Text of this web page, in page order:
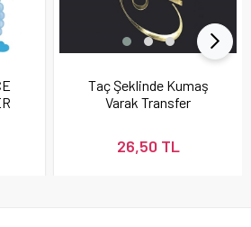
Taç Şeklinde Kumaş
Varak Transfer
26,50 TL